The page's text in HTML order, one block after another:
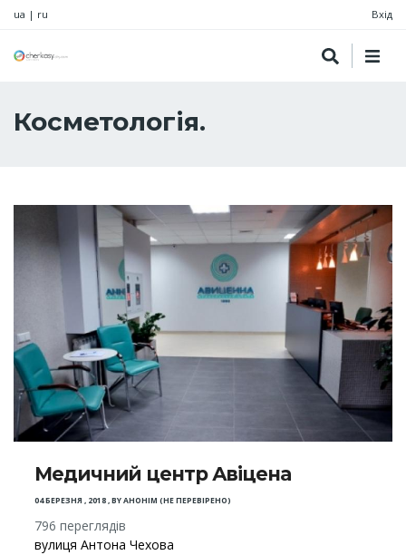
ua | ru Вхід
Косметологія.
Медичний центр Авіцена
04 БЕРЕЗНЯ , 2018,BYАНОНІМ (НЕ ПЕРЕВІРЕНО)
796 переглядів
вулиця Антона Чехова